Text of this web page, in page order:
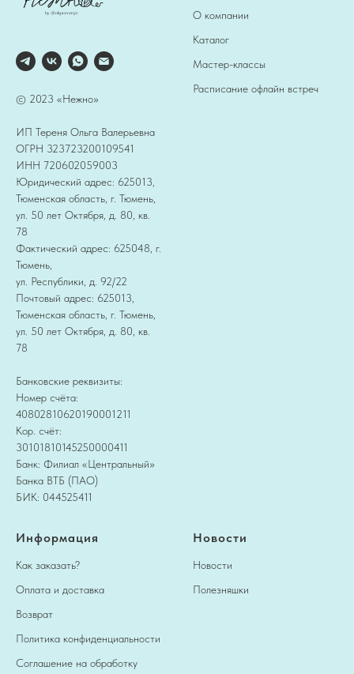
© 2023 «Нежно»
ИП Тереня Ольга Валерьевна
ОГРН 323723200109541
ИНН 720602059003
Юридический адрес: 625013,
Тюменская область, г. Тюмень,
ул. 50 лет Октября, д. 80, кв.
78
Фактический адрес: 625048, г.
Тюмень,
ул. Республики, д. 92/22
Почтовый адрес: 625013,
Тюменская область, г. Тюмень,
ул. 50 лет Октября, д. 80, кв.
78
Банковские реквизиты:
Номер счёта:
40802810620190001211
Кор. счёт:
30101810145250000411
Банк: Филиал «Центральный»
Банка ВТБ (ПАО)
БИК: 044525411
О компании
Каталог
Мастер-классы
Расписание офлайн встреч
Информация
Как заказать?
Оплата и доставка
Возврат
Политика конфиденциальности
Соглашение на обработку
Новости
Новости
Полезняшки